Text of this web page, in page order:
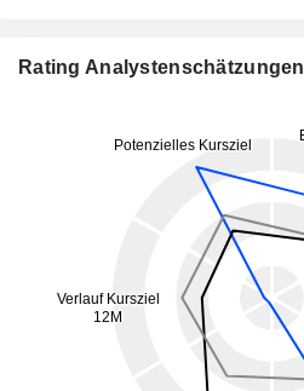
Rating Analystenschätzungen